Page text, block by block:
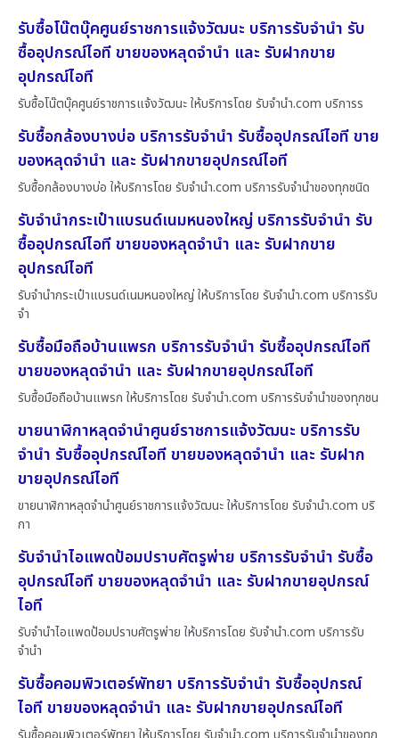
รับซื้อโน๊ตบุ๊คศูนย์ราชการแจ้งวัฒนะ บริการรับจำนำ รับ
ซื้ออุปกรณ์ไอที ขายของหลุดจำนำ และ รับฝากขาย
อุปกรณ์ไอที
รับซื้อโน๊ตบุ๊คศูนย์ราชการแจ้งวัฒนะ ให้บริการโดย รับจํานํา.com บริการร
รับซื้อกล้องบางบ่อ บริการรับจำนำ รับซื้ออุปกรณ์ไอที ขาย
ของหลุดจำนำ และ รับฝากขายอุปกรณ์ไอที
รับซื้อกล้องบางบ่อ ให้บริการโดย รับจํานํา.com บริการรับจำนำของทุกชนิด
รับจำนำกระเป๋าแบรนด์เนมหนองใหญ่ บริการรับจำนำ รับ
ซื้ออุปกรณ์ไอที ขายของหลุดจำนำ และ รับฝากขาย
อุปกรณ์ไอที
รับจำนำกระเป๋าแบรนด์เนมหนองใหญ่ ให้บริการโดย รับจํานํา.com บริการรับ
จำ
รับซื้อมือถือบ้านแพรก บริการรับจำนำ รับซื้ออุปกรณ์ไอที
ขายของหลุดจำนำ และ รับฝากขายอุปกรณ์ไอที
รับซื้อมือถือบ้านแพรก ให้บริการโดย รับจํานํา.com บริการรับจำนำของทุกชน
ขายนาฬิกาหลุดจำนำศูนย์ราชการแจ้งวัฒนะ บริการรับ
จำนำ รับซื้ออุปกรณ์ไอที ขายของหลุดจำนำ และ รับฝาก
ขายอุปกรณ์ไอที
ขายนาฬิกาหลุดจำนำศูนย์ราชการแจ้งวัฒนะ ให้บริการโดย รับจํานํา.com บริ
กา
รับจำนำไอแพดป้อมปราบศัตรูพ่าย บริการรับจำนำ รับซื้อ
อุปกรณ์ไอที ขายของหลุดจำนำ และ รับฝากขายอุปกรณ์
ไอที
รับจำนำไอแพดป้อมปราบศัตรูพ่าย ให้บริการโดย รับจํานํา.com บริการรับ
จำนำ
รับซื้อคอมพิวเตอร์พัทยา บริการรับจำนำ รับซื้ออุปกรณ์
ไอที ขายของหลุดจำนำ และ รับฝากขายอุปกรณ์ไอที